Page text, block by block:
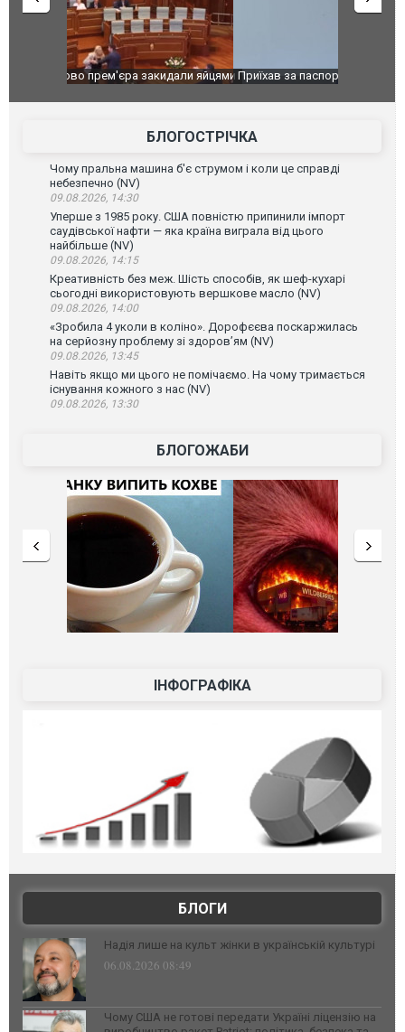
яйцямиПриїхав за паспортом та квартирою": у полон
зіркового футболіста Мохамеда Салаха
Одесу
ураганним
БЛОГОСТРІЧКА
Чому пральна машина б'є струмом і коли це справді
небезпечно (NV)
09.08.2026, 14:30
Уперше з 1985 року. США повністю припинили імпорт
саудівської нафти — яка країна виграла від цього
найбільше (NV)
09.08.2026, 14:15
Креативність без меж. Шість способів, як шеф-кухарі
сьогодні використовують вершкове масло (NV)
09.08.2026, 14:00
«Зробила 4 уколи в коліно». Дорофєєва поскаржилась
на серйозну проблему зі здоров’ям (NV)
09.08.2026, 13:45
Навіть якщо ми цього не помічаємо. На чому тримається
існування кожного з нас (NV)
09.08.2026, 13:30
БЛОГОЖАБИ
ІНФОГРАФІКА
БЛОГИ
Надія лише на культ жінки в українській культурі
06.08.2026 08:49
Чому США не готові передати Україні ліцензію на